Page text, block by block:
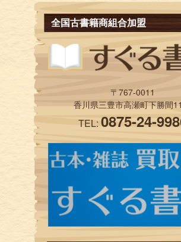
全国古書籍商組合加盟
〒767-0011
香川県三豊市高瀬町下勝間
TEL:0875-24-